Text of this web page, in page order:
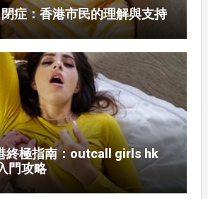
症：香港市民的理解與支持
終極指南：outcall girls hk
門攻略